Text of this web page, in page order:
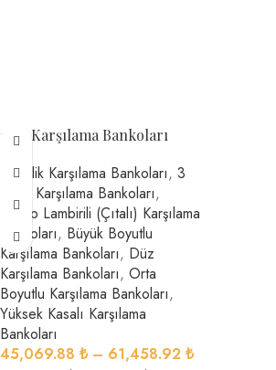
1614 Karşılama Bankoları
2 Kişilik Karşılama Bankoları, 3
Kişilik Karşılama Bankoları,
Ahşap Lambirili (Çıtalı) Karşılama
Bankoları, Büyük Boyutlu
Karşılama Bankoları, Düz
Karşılama Bankoları, Orta
Boyutlu Karşılama Bankoları,
Yüksek Kasalı Karşılama
Bankoları
45,069.88 ₺ – 61,458.92 ₺